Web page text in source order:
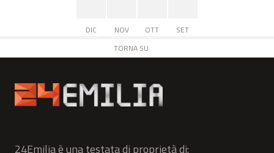
DIC NOV OTT
SET
TORNA SU
24Emilia è una testata di proprietà di: